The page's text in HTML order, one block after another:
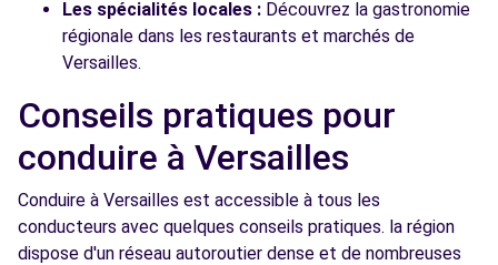
Les spécialités locales : Découvrez la gastronomie
régionale dans les restaurants et marchés de
Versailles.
Conseils pratiques pour
conduire à Versailles
Conduire à Versailles est accessible à tous les
conducteurs avec quelques conseils pratiques. la région
dispose d'un réseau autoroutier dense et de nombreuses